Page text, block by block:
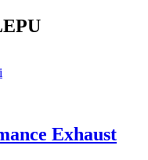
Exhaust